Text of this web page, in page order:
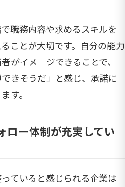
職務内容や求めるスキルを
ことが大切です。自分の能力
がイメージできることで、
できそうだ」と感じ、承諾に
す。
ロー体制が充実してい
ていると感じられる企業は